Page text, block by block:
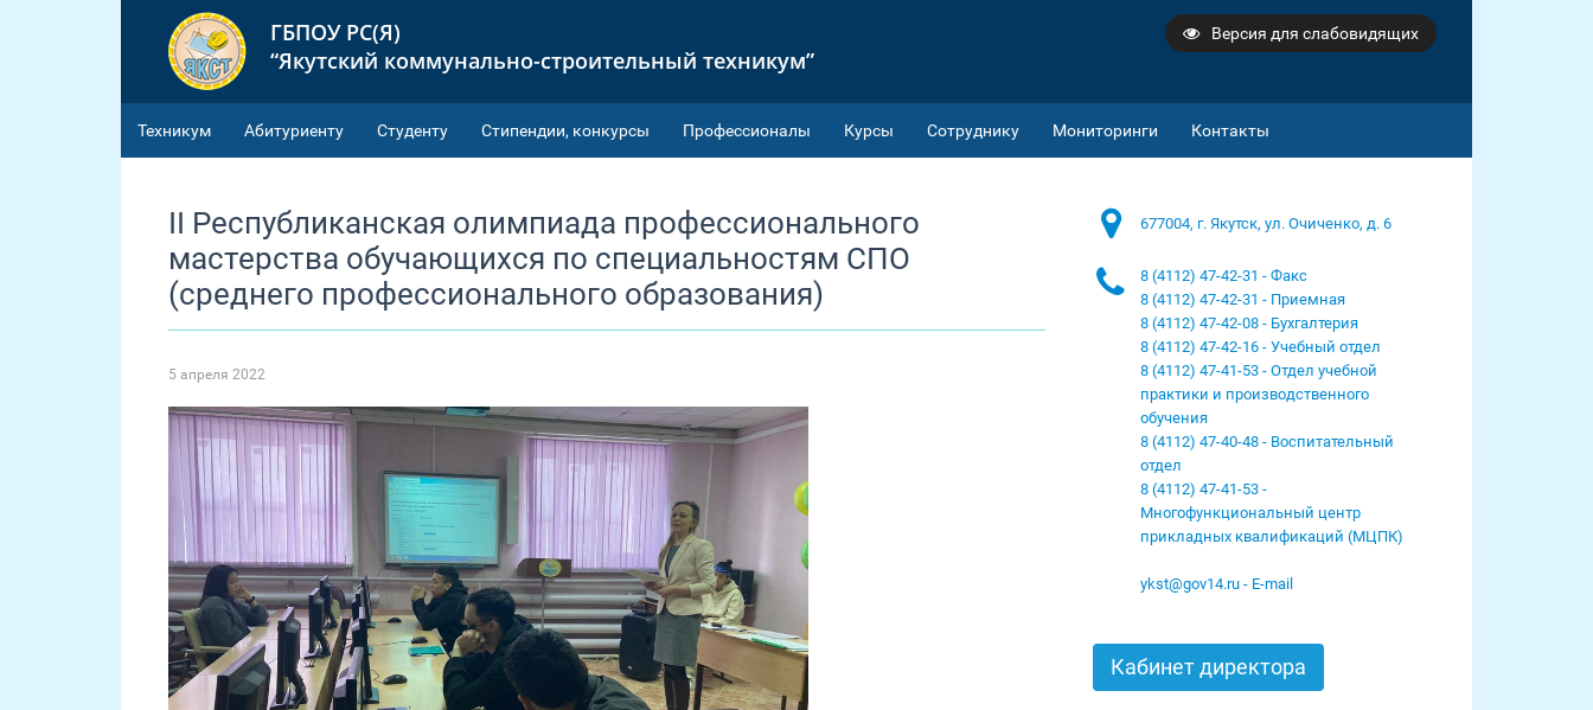
ГБПОУ РС(Я)
“Якутский коммунально-строительный техникум”
Версия для слабовидящих
Техникум Абитуриенту Студенту Cтипендии, конкурсы Профессионалы Курсы Сотруднику Мониторинги Контакты
II Республиканская олимпиада профессионального
мастерства обучающихся по специальностям СПО
(среднего профессионального образования)
5 апреля 2022
677004, г. Якутск, ул. Очиченко, д. 6
8 (4112) 47-42-31 - Факс
8 (4112) 47-42-31 - Приемная
8 (4112) 47-42-08 - Бухгалтерия
8 (4112) 47-42-16 - Учебный отдел
8 (4112) 47-41-53 - Отдел учебной
практики и производственного
обучения
8 (4112) 47-40-48 - Воспитательный
отдел
8 (4112) 47-41-53 -
Многофункциональный центр
прикладных квалификаций (МЦПК)
ykst@gov14.ru - E-mail
Кабинет директора